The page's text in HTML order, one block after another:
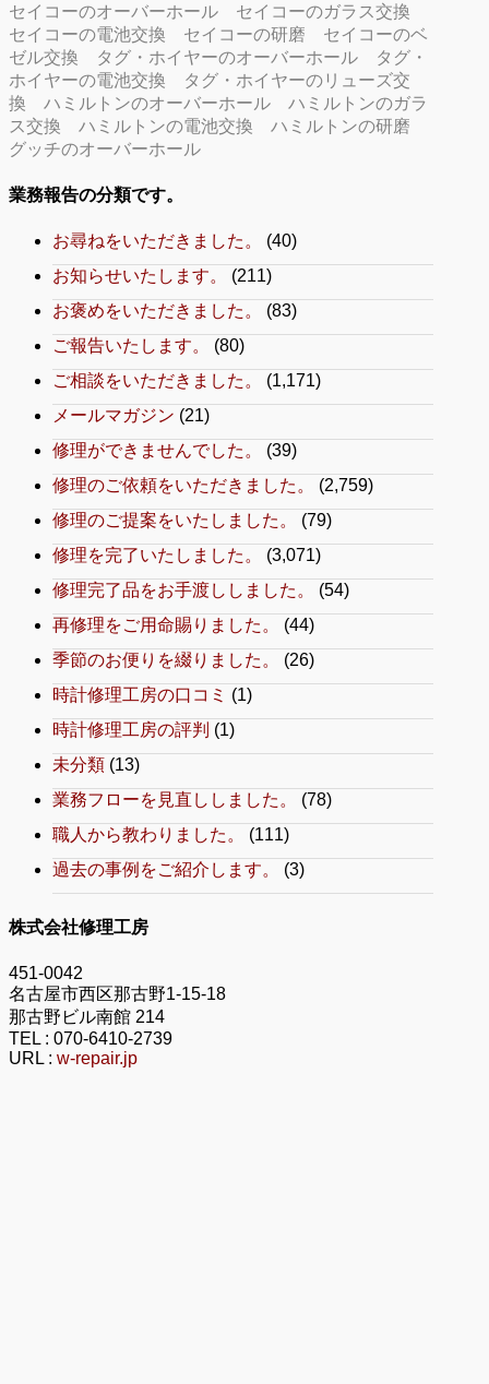
セイコーのオーバーホール
セイコーのガラス交換
セイコーの電池交換
セイコーの研磨
セイコーのベ
ゼル交換
タグ・ホイヤーのオーバーホール
タグ・
ホイヤーの電池交換
タグ・ホイヤーのリューズ交
換
ハミルトンのオーバーホール
ハミルトンのガラ
ス交換
ハミルトンの電池交換
ハミルトンの研磨
グッチのオーバーホール
業務報告の分類です。
お尋ねをいただきました。
(40)
お知らせいたします。
(211)
お褒めをいただきました。
(83)
ご報告いたします。
(80)
ご相談をいただきました。
(1,171)
メールマガジン (21)
修理ができませんでした。
(39)
修理のご依頼をいただきました。
(2,759)
修理のご提案をいたしました。
(79)
修理を完了いたしました。
(3,071)
修理完了品をお手渡ししました。
(54)
再修理をご用命賜りました。
(44)
季節のお便りを綴りました。
(26)
時計修理工房の口コミ (1)
時計修理工房の評判 (1)
未分類 (13)
業務フローを見直ししました。
(78)
職人から教わりました。
(111)
過去の事例をご紹介します。
(3)
株式会社修理工房
451-0042
名古屋市西区那古野1-15-18
那古野ビル南館 214
TEL : 070-6410-2739
URL : w-repair.jp